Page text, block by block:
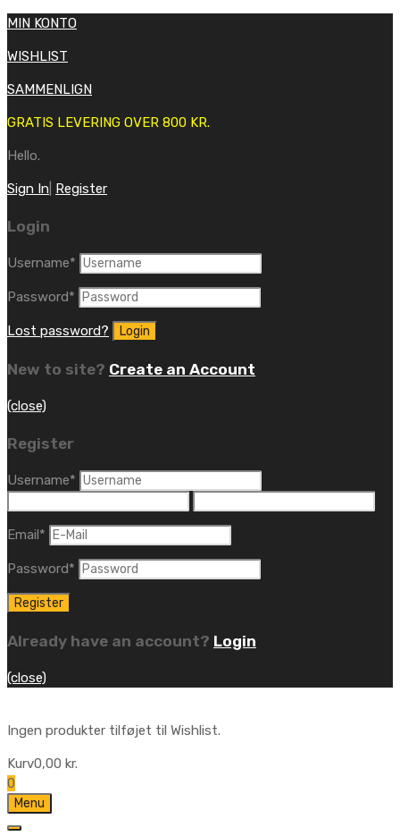
MIN KONTO
WISHLIST
SAMMENLIGN
GRATIS LEVERING OVER 800 KR.
Hello.
Sign In Register
Login
Username*
Password*
Lost password?
New to site? Create an Account
(close)
Register
Username*
Email*
Password*
Already have an account? Login
(close)
Ingen produkter tilføjet til Wishlist.
Kurv0,00 kr.
0
Menu